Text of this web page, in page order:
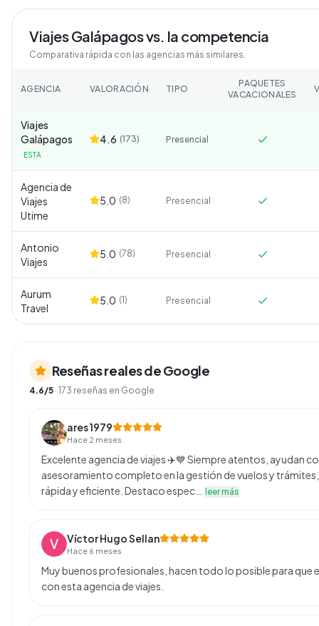
Viajes Galápagosvs. la competencia
Comparativa rápida con las agencias más similares.
AGENCIA VALORACIÓN TIPO
PAQUETES
VACACIONALES
Viajes
Galápagos
ESTA
4.6 (173) Presencial
Agencia de
Viajes
Utime
5.0 (8) Presencial
Antonio
Viajes
5.0 (78) Presencial
Aurum
Travel
5.0 (1) Presencial
Reseñas reales de Google
4.6/5 · 173 reseñas en Google
ares 1979
Hace 2 meses
Excelente agencia de viajes ✈️💙 Siempre atentos, ayudan
asesoramiento completo en la gestión de vuelos y
rápida y eficiente. Destaco espec…
leer más
Víctor Hugo Sellan
Hace 6 meses
Muy buenos profesionales, hacen todo lo posible para que
con esta agencia de viajes.